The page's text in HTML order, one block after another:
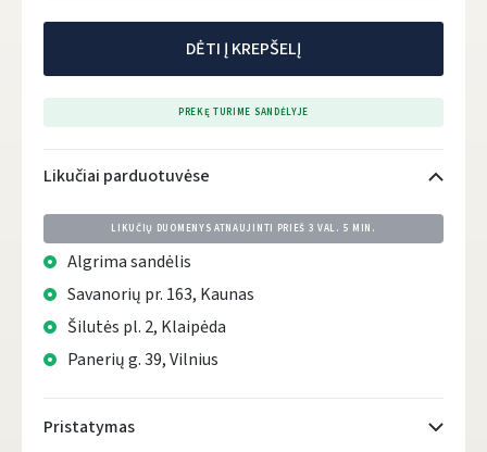
DĖTI Į KREPŠELĮ
PREKĘ TURIME SANDĖLYJE
Likučiai parduotuvėse
LIKUČIŲ DUOMENYS ATNAUJINTI PRIEŠ 3 VAL. 5 MIN.
Algrima sandėlis
Savanorių pr. 163, Kaunas
Šilutės pl. 2, Klaipėda
Panerių g. 39, Vilnius
Pristatymas